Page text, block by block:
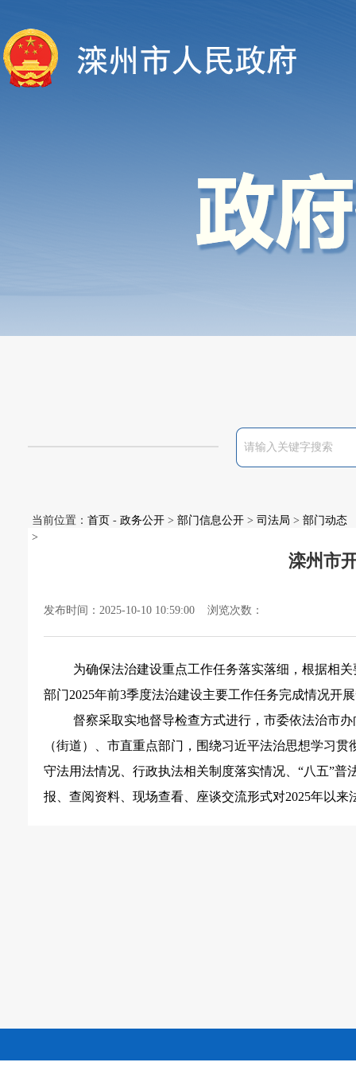
当前位置： 首页 - 政务公开 > 部门信息公开 > 司法局 > 部门动态
>
滦州市
发布时间：2025-10-10 10:59:00 浏览次数：
为确保法治建设重点工作任务落实落细，根据相
部门2025年前3季度法治建设主要工作任务完成情况开
督察采取实地督导检查方式进行，市委依法治市
（街道）、市直重点部门，围绕习近平法治思想学习
守法用法情况、行政执法相关制度落实情况、“八五”
报、查阅资料、现场查看、座谈交流形式对2025年以